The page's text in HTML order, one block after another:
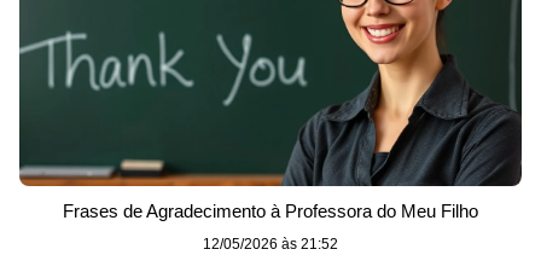
Frases de Agradecimento à Professora do Meu Filho
12/05/2026 às 21:52